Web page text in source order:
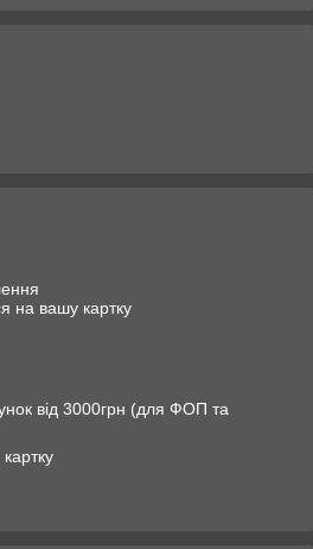
на вашу картку
від 3000грн (для ФОП та